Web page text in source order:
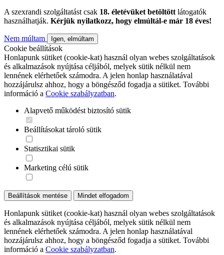
A szexrandi szolgáltatást csak 18. életévüket betöltött látogatók
használhatják. Kérjük nyilatkozz, hogy elmúltál-e már 18 éves!
Nem múltam Igen, elmúltam
Cookie beállítások
Honlapunk sütiket (cookie-kat) használ olyan webes szolgáltatások
és alkalmazások nyújtása céljából, melyek sütik nélkül nem
lennének elérhetőek számodra. A jelen honlap használatával
hozzájárulsz ahhoz, hogy a böngésződ fogadja a sütiket. További
információ a Cookie szabályzatban.
Alapvető működést biztosító sütik
Beállításokat tároló sütik
Statisztikai sütik
Marketing célú sütik
Beállítások mentése Mindet elfogadom
Honlapunk sütiket (cookie-kat) használ olyan webes szolgáltatások
és alkalmazások nyújtása céljából, melyek sütik nélkül nem
lennének elérhetőek számodra. A jelen honlap használatával
hozzájárulsz ahhoz, hogy a böngésződ fogadja a sütiket. További
információ a Cookie szabályzatban.